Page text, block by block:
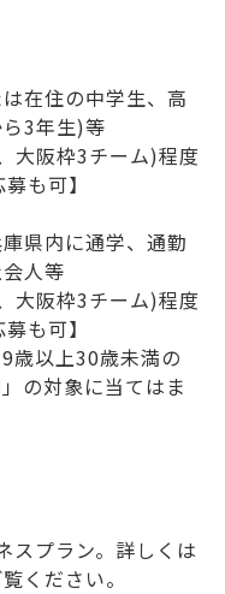
在住の中学生、高
3年生)等
大阪枠3チーム)程度
も可】
県内に通学、通勤
人等
大阪枠3チーム)程度
も可】
歳以上30歳未満の
の対象に当てはま
スプラン。詳しくは
ください。